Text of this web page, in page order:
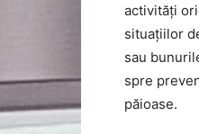
activități
situațiilor
sau
spre
păioase.